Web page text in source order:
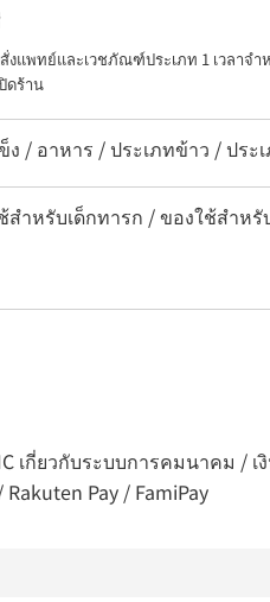
แพทย์และเวชภัณฑ์ประเภท 1 เวลา
ดร้าน
/ อาหาร / ประเภทข้าว / ประ
ำหรับเด็กทารก / ของใช้สำหรั
เกี่ยวกับระบบการคมนาคม /
Pay / FamiPay